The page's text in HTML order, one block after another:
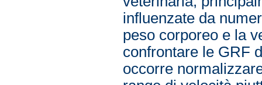
influenzate da
peso corporeo e la
confrontare le GRF
occorre